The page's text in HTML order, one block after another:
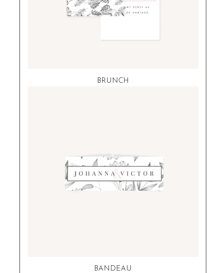
BRUNCH
BANDEAU